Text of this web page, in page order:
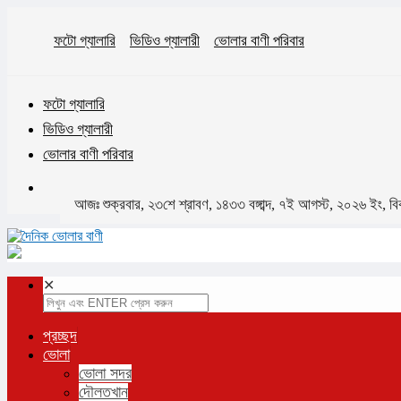
ফটো গ্যালারি ভিডিও গ্যালারী ভোলার বাণী পরিবার
ফটো গ্যালারি
ভিডিও গ্যালারী
ভোলার বাণী পরিবার
আজঃ শুক্রবার, ২৩শে শ্রাবণ, ১৪৩৩ বঙ্গাব্দ, ৭ই আগস্ট, ২০২৬ ইং,
✕
প্রচ্ছদ
ভোলা
ভোলা সদর
দৌলতখান